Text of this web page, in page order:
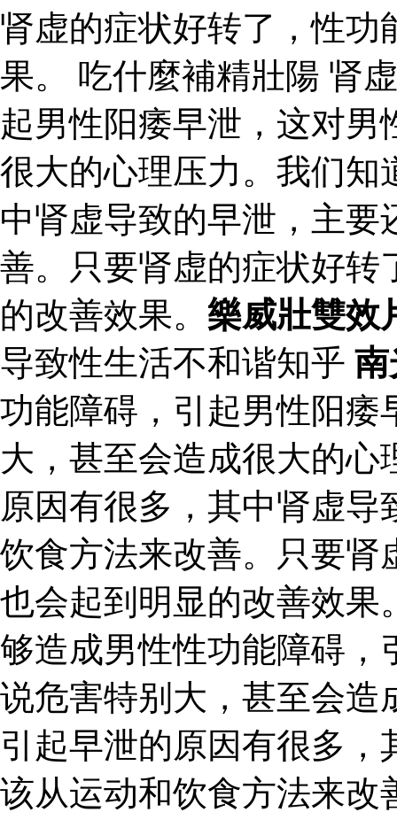
肾虚的症状好转了，性功
果。 吃什麼補精壯陽 肾
起男性阳痿早泄，这对
很大的心理压力。我们知
中肾虚导致的早泄，主
善。只要肾虚的症状好转
的改善效果。 樂威壯雙效
导致性生活不和谐知乎 南
功能障碍，引起男性阳痿
大，甚至会造成很大的
原因有很多，其中肾虚
饮食方法来改善。只要肾
也会起到明显的改善效果
够造成男性性功能障碍，
说危害特别大，甚至会造
引起早泄的原因有很多
该从运动和饮食方法来改